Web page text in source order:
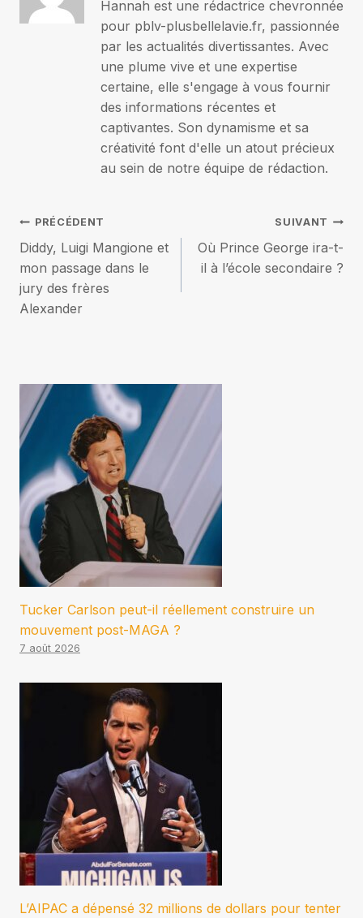
Hannah est une rédactrice chevronnée
pour pblv-plusbellelavie.fr, passionnée
par les actualités divertissantes. Avec
une plume vive et une expertise
certaine, elle s'engage à vous fournir
des informations récentes et
captivantes. Son dynamisme et sa
créativité font d'elle un atout précieux
au sein de notre équipe de rédaction.
Navigation
de
l’article
PRÉCÉDENT
Diddy, Luigi Mangione et
mon passage dans le
jury des frères
Alexander
SUIVANT
Où Prince George ira-t-
il à l’école secondaire ?
Tucker Carlson peut-il réellement construire un
mouvement post-MAGA ?
7 août 2026
L’AIPAC a dépensé 32 millions de dollars pour tenter